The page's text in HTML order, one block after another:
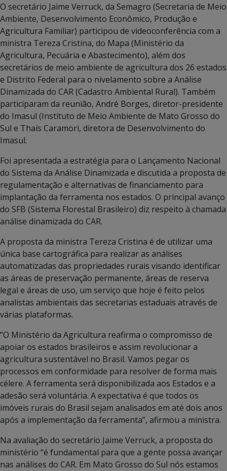
O secretário Jaime Verruck, da Semagro (Secretaria de Meio
Ambiente, Desenvolvimento Econômico, Produção e
Agricultura Familiar) participou de videoconferência com a
ministra Tereza Cristina, do Mapa (Ministério da
Agricultura, Pecuária e Abastecimento), além dos
secretários de meio ambiente de agricultura dos 26 estados
e Distrito Federal para o nivelamento sobre a Análise
Dinamizada do CAR (Cadastro Ambiental Rural). Também
participaram da reunião, André Borges, diretor-presidente
do Imasul (Instituto de Meio Ambiente de Mato Grosso do
Sul e Thaís Caramori, diretora de Desenvolvimento do
Imasul.
Foi apresentada a estratégia para o Lançamento Nacional
do Sistema da Análise Dinamizada e discutida a proposta de
regulamentação e alternativas de financiamento para
implantação da ferramenta nos estados. O principal avanço
do SFB (Sistema Florestal Brasileiro) diz respeito à chamada
análise dinamizada do CAR.
A proposta da ministra Tereza Cristina é de utilizar uma
única base cartográfica para realizar as análises
automatizadas das propriedades rurais visando identificar
as áreas de preservação permanente, áreas de reserva
legal e áreas de uso, um serviço que hoje é feito pelos
analistas ambientais das secretarias estaduais através de
várias plataformas.
“O Ministério da Agricultura reafirma o compromisso de
apoiar os estados brasileiros e assim revolucionar a
agricultura sustentável no Brasil. Vamos pegar os
processos em conformidade para resolver de forma mais
célere. A ferramenta será disponibilizada aos Estados e a
adesão será voluntária. A expectativa é que todos os
imóveis rurais do Brasil sejam analisados em até dois anos
após a implementação da ferramenta”, afirmou a ministra.
Na avaliação do secretário Jaime Verruck, a proposta do
ministério “é fundamental para que a gente possa avançar
nas análises do CAR. Em Mato Grosso do Sul nós estamos